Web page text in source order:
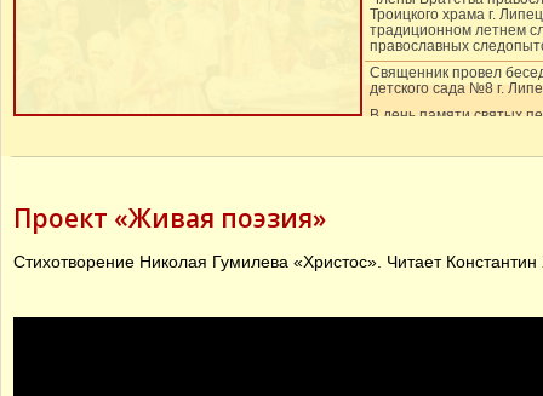
Троицкого храма г.
традиционном летнем
православных
Священник провел
детского сада №8 г.
В день памяти святых
состоялось
Проект «Живая поэзия»
Стихотворение Николая Гумилева «Христос». Читает Константин